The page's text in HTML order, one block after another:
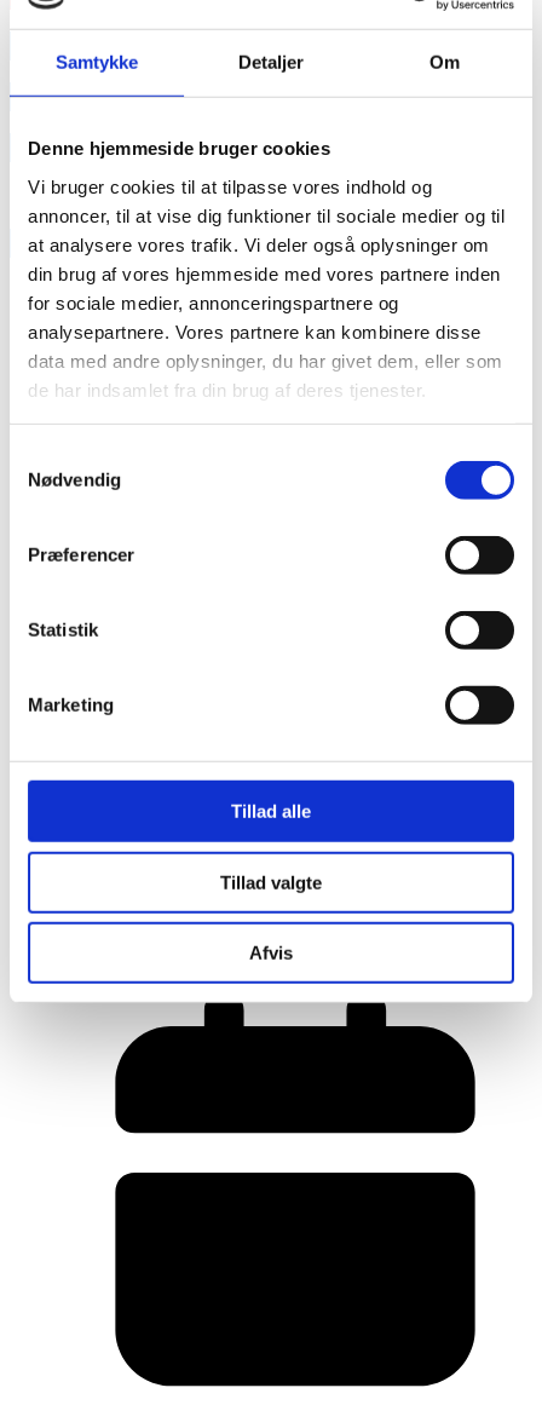
Samtykke Detaljer Om
Denne hjemmeside bruger cookies
Vi bruger cookies til at tilpasse vores indhold og
annoncer, til at vise dig funktioner til sociale medier og til
at analysere vores trafik. Vi deler også oplysninger om
din brug af vores hjemmeside med vores partnere inden
for sociale medier, annonceringspartnere og
analysepartnere. Vores partnere kan kombinere disse
data med andre oplysninger, du har givet dem, eller som
de har indsamlet fra din brug af deres tjenester.
Nødvendig
Præferencer
Statistik
Marketing
Tillad alle
Tillad valgte
Afvis
annonce
Like us
RAINBOW BUSINESS DENMARK
Her er alle vinderne fra årets Danish
Rainbow Awards